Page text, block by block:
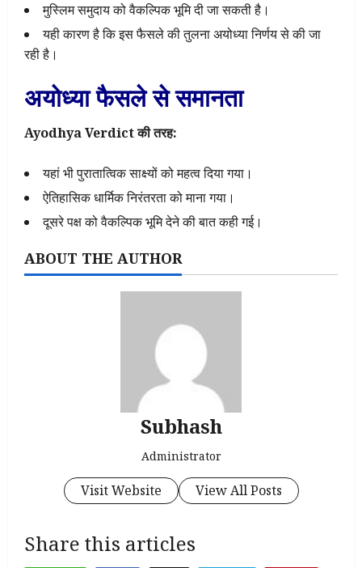
मुस्लिम समुदाय को वैकल्पिक भूमि दी जा सकती है।
यही कारण है कि इस फैसले की तुलना अयोध्या निर्णय से की जा
रही है।
अयोध्या फैसले से समानता
Ayodhya Verdict की तरह:
यहां भी पुरातात्विक साक्ष्यों को महत्व दिया गया।
ऐतिहासिक धार्मिक निरंतरता को माना गया।
दूसरे पक्ष को वैकल्पिक भूमि देने की बात कही गई।
ABOUT THE AUTHOR
Subhash
Administrator
Visit Website View All Posts
Share this articles